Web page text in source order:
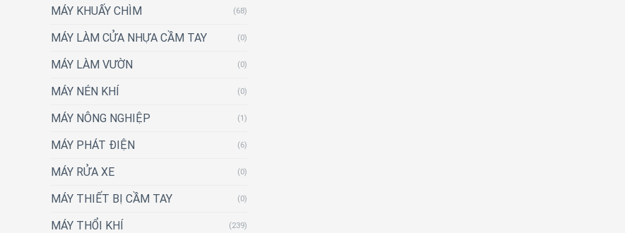
MÁY KHUẤY CHÌM (68)
MÁY LÀM CỬA NHỰA CẦM TAY (0)
MÁY LÀM VƯỜN (0)
MÁY NÉN KHÍ (0)
MÁY NÔNG NGHIỆP (1)
MÁY PHÁT ĐIỆN (6)
MÁY RỬA XE (0)
MÁY THIẾT BỊ CẦM TAY (0)
MÁY THỔI KHÍ (239)